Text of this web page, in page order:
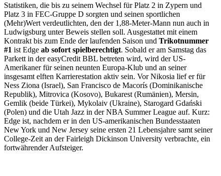
Statistiken, die bis zu seinem Wechsel für Platz 2 in Zypern und
Platz 3 in FEC-Gruppe D sorgten und seinen sportlichen
(Mehr)Wert verdeutlichten, den der 1,88-Meter-Mann nun auch in
Ludwigsburg unter Beweis stellen soll. Ausgestattet mit einem
Kontrakt bis zum Ende der laufenden Saison und Trikotnummer
#1 ist Edge ab sofort spielberechtigt. Sobald er am Samstag das
Parkett in der easyCredit BBL betreten wird, wird der US-
Amerikaner für seinen neunten Europa-Klub und an seiner
insgesamt elften Karrierestation aktiv sein. Vor Nikosia lief er für
Ness Ziona (Israel), San Francisco de Macorís (Dominikanische
Republik), Mitrovica (Kosovo), Bukarest (Rumänien), Mersin,
Gemlik (beide Türkei), Mykolaiv (Ukraine), Starogard Gdański
(Polen) und die Utah Jazz in der NBA Summer League auf. Kurz:
Edge ist, nachdem er in den US-amerikanischen Bundesstaaten
New York und New Jersey seine ersten 21 Lebensjahre samt seiner
College-Zeit an der Fairleigh Dickinson University verbrachte, ein
fortwährender Aufsteiger.